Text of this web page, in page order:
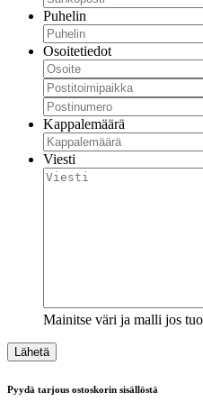
Puhelin
Osoitetiedot
Kappalemäärä
Viesti
Mainitse väri ja malli jos
Pyydä tarjous ostoskorin sisällöstä